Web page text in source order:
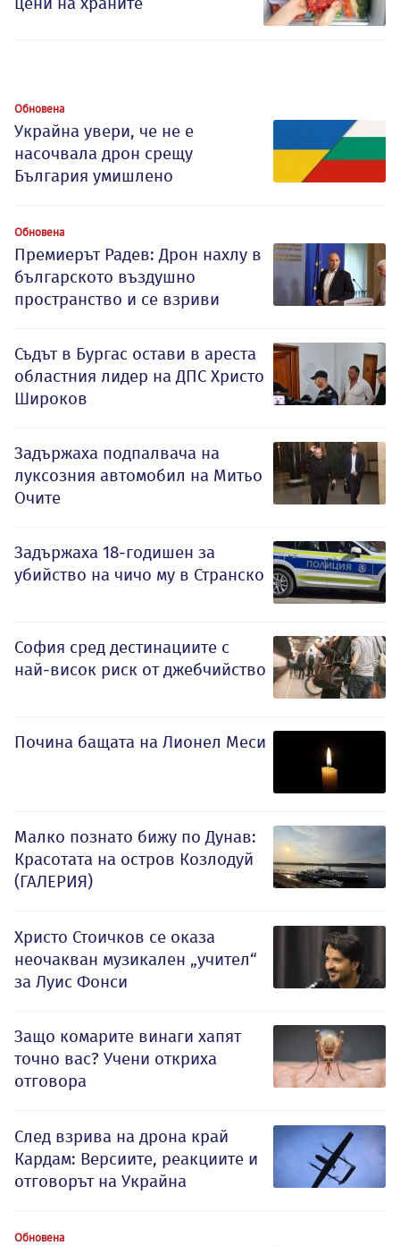
Обновена
Украйна увери, че не е
насочвала дрон срещу
България умишлено
Обновена
Премиерът Радев: Дрон нахлу в
българското въздушно
пространство и се взриви
Съдът в Бургас остави в ареста
областния лидер на ДПС Христо
Широков
Задържаха подпалвача на
луксозния автомобил на Митьо
Очите
Задържаха 18-годишен за
убийство на чичо му в Странско
София сред дестинациите с
най-висок риск от джебчийство
Почина бащата на Лионел Меси
Малко познато бижу по Дунав:
Красотата на остров Козлодуй
(ГАЛЕРИЯ)
Христо Стоичков се оказа
неочакван музикален „учител“
за Луис Фонси
Защо комарите винаги хапят
точно вас? Учени откриха
отговора
След взрива на дрона край
Кардам: Версиите, реакциите и
отговорът на Украйна
Обновена